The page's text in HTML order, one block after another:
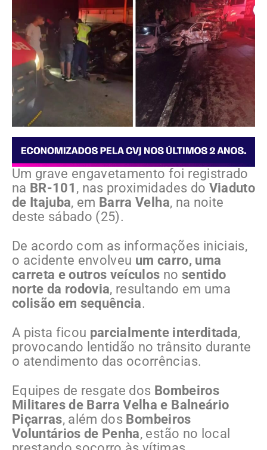
Um grave engavetamento foi registrado
na BR-101 , nas proximidades do Viaduto
de Itajuba, em Barra Velha, na noite
deste sábado (25).
De acordo com as informações iniciais,
o acidente envolveu um carro, uma
carreta e outros veículos no sentido
norte da rodovia, resultando em uma
colisão em sequência.
A pista ficou parcialmente interditada,
provocando lentidão no trânsito durante
o atendimento das ocorrências.
Equipes de resgate dos Bombeiros
Militares de Barra Velha e Balneário
Piçarras, além dos Bombeiros
Voluntários de Penha, estão no local